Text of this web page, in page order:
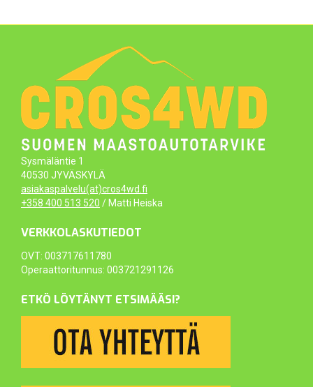
Sysmäläntie 1
40530 JYVÄSKYLÄ
asiakaspalvelu(at)cros4wd.fi
+358 400 513 520 / Matti Heiska
VERKKOLASKUTIEDOT
OVT: 003717611780
Operaattoritunnus: 003721291126
ETKÖ LÖYTÄNYT ETSIMÄÄSI?